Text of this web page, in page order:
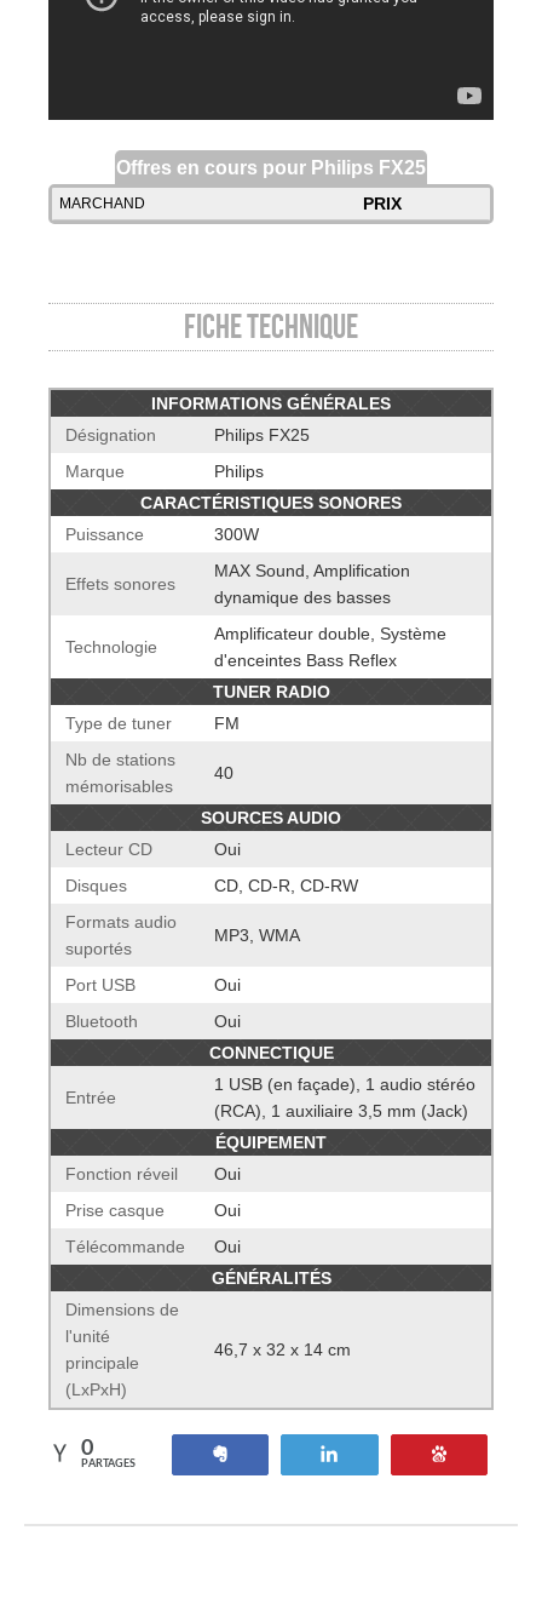
Offres en cours pour Philips FX25
MARCHAND PRIX
Fiche technique
INFORMATIONS GÉNÉRALES
Désignation
Philips FX25
Marque
Philips
CARACTÉRISTIQUES SONORES
Puissance
300W
Effets sonores
MAX Sound, Amplification
dynamique des basses
Technologie
Amplificateur double, Système
d'enceintes Bass Reflex
TUNER RADIO
Type de tuner
FM
Nb de stations
mémorisables
40
SOURCES AUDIO
Lecteur CD
Oui
Disques
CD, CD-R, CD-RW
Formats audio
suportés
MP3, WMA
Port USB
Oui
Bluetooth
Oui
CONNECTIQUE
Entrée
1 USB (en façade), 1 audio stéréo
(RCA), 1 auxiliaire 3,5 mm (Jack)
ÉQUIPEMENT
Fonction réveil
Oui
Prise casque
Oui
Télécommande
Oui
GÉNÉRALITÉS
Dimensions de
l'unité
principale
(LxPxH)
46,7 x 32 x 14 cm
0
PARTAGES